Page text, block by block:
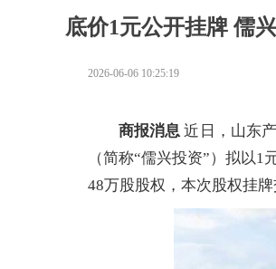
底价1元公开挂牌 儒
2026-06-06 10:25:19
商报消息 近日，山东
（简称“儒兴投资”）拟以
48万股股权，本次股权挂